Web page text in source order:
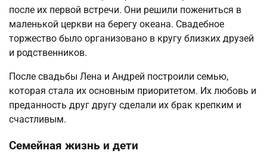
после их первой встречи. Они решили пожениться в
маленькой церкви на берегу океана. Свадебное
торжество было организовано в кругу близких друзей
и родственников.
После свадьбы Лена и Андрей построили семью,
которая стала их основным приоритетом. Их любовь и
преданность друг другу сделали их брак крепким и
счастливым.
Семейная жизнь и дети